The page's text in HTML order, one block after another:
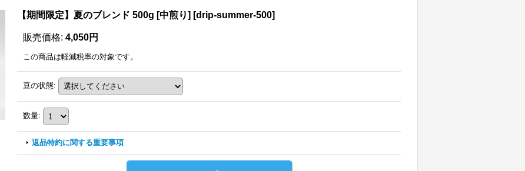
【期間限定】夏のブレンド 500g [中煎り] [drip-summer-500]
販売価格: 4,050円
この商品は軽減税率の対象です。
豆の状態:
数量:
返品特約に関する重要事項